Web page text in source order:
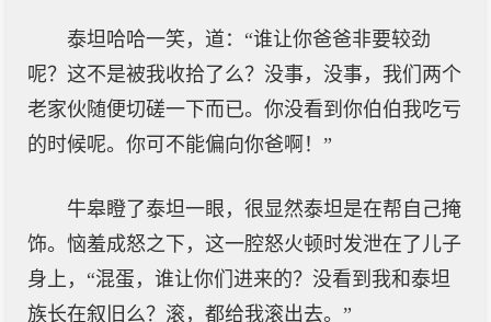
泰坦哈哈一笑，道：“谁让你爸爸非要较劲
呢？这不是被我收拾了么？没事，没事，我们两个
老家伙随便切磋一下而已。你没看到你伯伯我吃亏
的时候呢。你可不能偏向你爸啊！”
牛皋瞪了泰坦一眼，很显然泰坦是在帮自己掩
饰。恼羞成怒之下，这一腔怒火顿时发泄在了儿子
身上，“混蛋，谁让你们进来的？没看到我和泰坦
族长在叙旧么？滚，都给我滚出去。”